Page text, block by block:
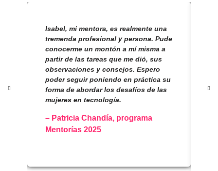
Isabel, mi mentora, es realmente una
tremenda profesional y persona. Pude
conocerme un montón a mí misma a
partir de las tareas que me dió, sus
observaciones y consejos. Espero
poder seguir poniendo en práctica su
forma de abordar los desafíos de las
mujeres en tecnología.
– Patricia Chandía, programa
Mentorías 2025